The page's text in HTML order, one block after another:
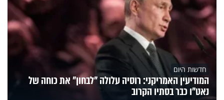
חדשות היום
המודיעין האמריקני: רוסיה עלולה "לבחון" את כוחה של
נאט"ו כבר בסתיו הקרוב